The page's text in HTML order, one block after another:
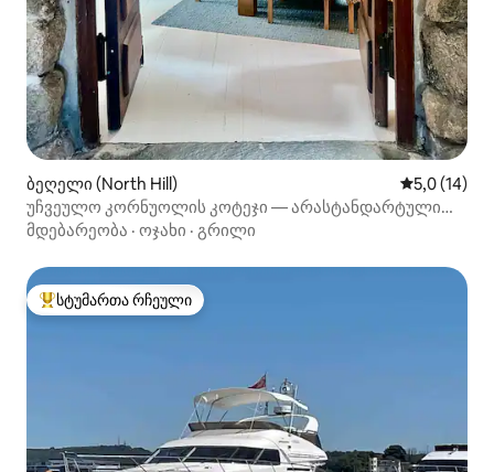
ბეღელი (North Hill) საშუალო
5,0 (14)
უჩვეულო კორნუოლის კოტეჯი — არასტანდარტული
ადგილას.
მდებარეობა · ოჯახი · გრილი
სტუმართა რჩეული მოწინავე ვარიანტი
სტუმართა რჩეული